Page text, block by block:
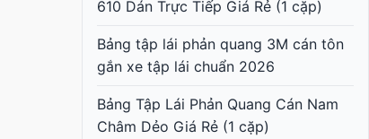
610 Dán Trực Tiếp Giá Rẻ (1 cặp)
Bảng tập lái phản quang 3M cán tôn
gắn xe tập lái chuẩn 2026
Bảng Tập Lái Phản Quang Cán Nam
Châm Dẻo Giá Rẻ (1 cặp)